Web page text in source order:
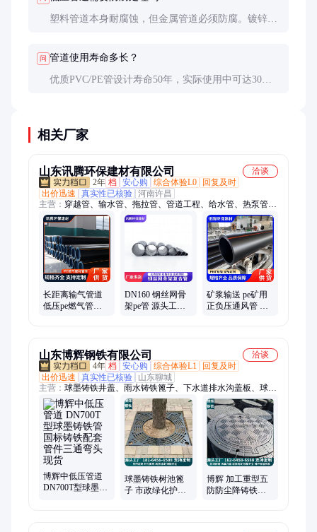
塑料管道本身耐腐蚀，但金属管道必须防腐。镀锌管
问 管道使用寿命多长？
优质PVC/PE管设计寿命50年，实际使用中可达30年
相关厂家
山东讯腾环保建材有限公司
洽谈
2年 档 安心购 综合体验L0
回复及时
出价迅速
真实性已核验 河南许昌
主营： 穿越管、输水管、拖拉管、管道工程、给水管、热泵管、
燃气管、穿线管、供水管、疏浚管、供水排水、自来水管、打孔
渗透管、农田灌溉管、农业灌溉pe管、油田燃气输送、燃气输送
管线、商业燃气输送
长距离输气管道
低压pe燃气管
DN160 钢丝网骨
架pe管 源头工厂
矿浆输送 pe矿用
正负压通风管 规
山东博辉钢铁有限公司
洽谈
4年 档 安心购 综合体验L1
回复及时
出价迅速
真实性已核验
山东聊城
主营： 球墨铸铁井盖、雨水铸铁篦子、下水道排水沟盖板、球墨
铸铁窨井盖、球墨铸铁管及管件
博辉中低压管道
DN700T型球墨铸
球墨铸铁树池篦
子 市政绿化护树
博辉 加工重型五
防防尘降铸铁井